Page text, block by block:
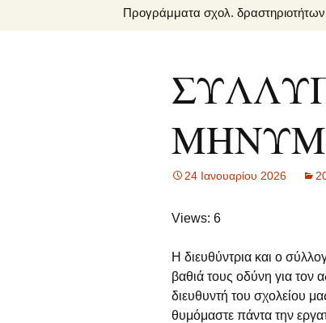
Ενδοσχολικές
Προγράμματα σχολ. δραστηριοτήτων
Προγράμματα
Προγράμματα
Erasmus+
καταναλωτή
Προγράμματα Αγωγής
σταδιοδρομίας
24 Ιανουαρίου 2026
Views: 6
Η διευθύντρια και ο
βαθιά τους οδύνη για
διευθυντή του σχολείου
θυμόμαστε πάντα την